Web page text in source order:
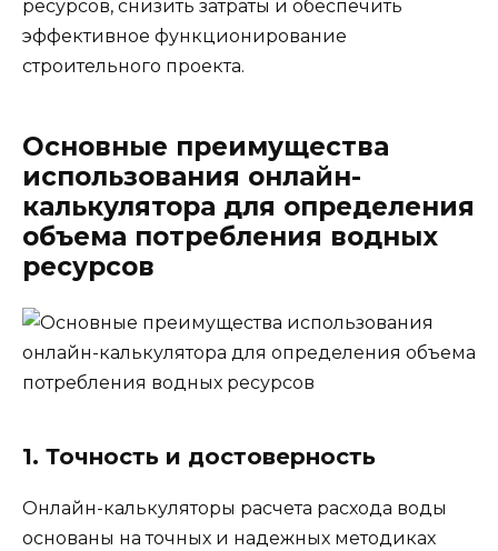
ресурсов, снизить затраты и обеспечить
эффективное функционирование
строительного проекта.
Основные преимущества
использования онлайн-
калькулятора для определения
объема потребления водных
ресурсов
1. Точность и достоверность
Онлайн-калькуляторы расчета расхода воды
основаны на точных и надежных методиках